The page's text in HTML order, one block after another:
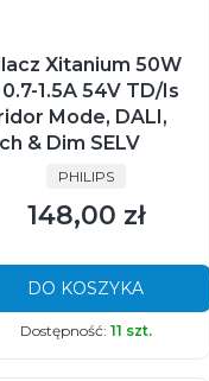
Xitanium 50W
1.5A 54V TD/Is
Mode, DALI,
& Dim SELV
PRODUCENT
PHILIPS
Cena
148,00 zł
DO KOSZYKA
Dostępność: 11 szt.